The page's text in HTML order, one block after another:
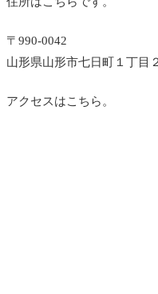
〒990-0042
山形県山形市七日町１丁目
アクセスはこちら。